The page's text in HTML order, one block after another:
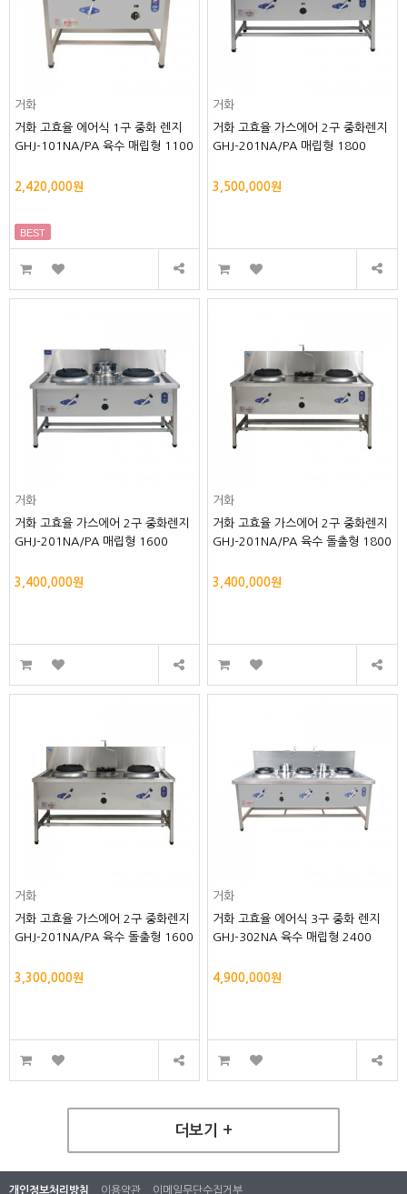
거화
거화 고효율 에어식 1구 중화 렌지
GHJ-101NA/PA 육수 매립형 1100
2,420,000원
BEST
거화
거화 고효율 가스에어 2구 중화렌지
GHJ-201NA/PA 매립형 1800
3,500,000원
거화
거화 고효율 가스에어 2구 중화렌지
GHJ-201NA/PA 매립형 1600
3,400,000원
거화
거화 고효율 가스에어 2구 중화렌지
GHJ-201NA/PA 육수 돌출형 1800
3,400,000원
거화
거화 고효율 가스에어 2구 중화렌지
GHJ-201NA/PA 육수 돌출형 1600
3,300,000원
거화
거화 고효율 에어식 3구 중화 렌지
GHJ-302NA 육수 매립형 2400
4,900,000원
더보기 +
개인정보처리방침 이용약관 이메일무단수집거부